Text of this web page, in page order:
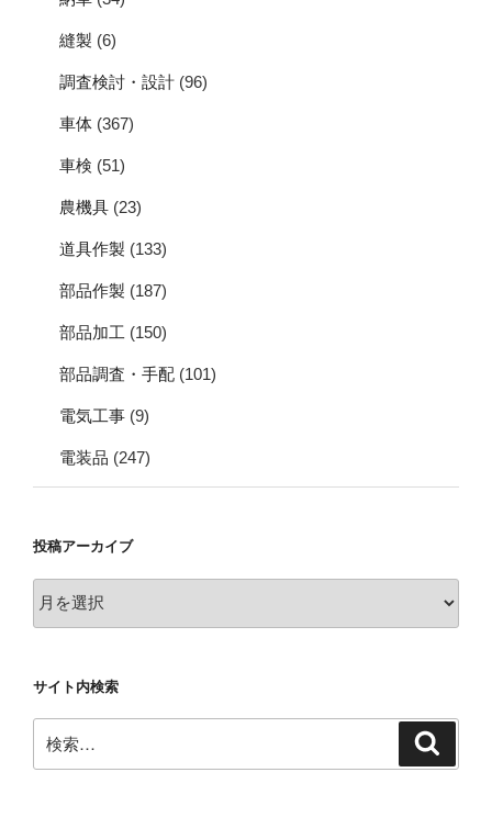
縫製 (6)
調査検討・設計 (96)
車体 (367)
車検 (51)
農機具 (23)
道具作製 (133)
部品作製 (187)
部品加工 (150)
部品調査・手配 (101)
電気工事 (9)
電装品 (247)
投稿アーカイブ
稿
カ
イ
ブ
サイト内検索
索: